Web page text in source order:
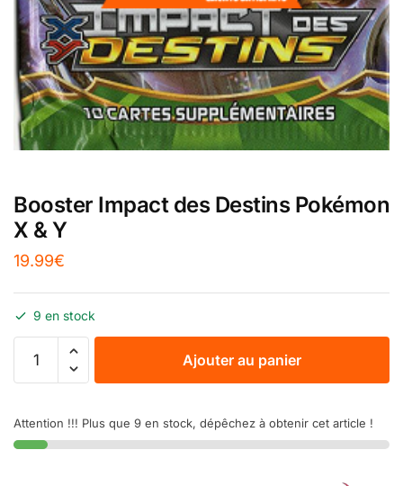
Booster Impact des Destins Pokémon
X & Y
19.99€
9 en stock
Ajouter au panier
Attention !!! Plus que 9 en stock, dépêchez à obtenir cet article !